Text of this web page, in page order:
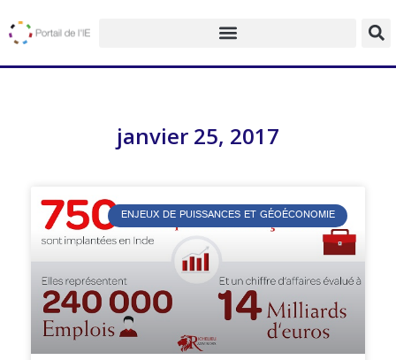
janvier 25, 2017
ENJEUX DE PUISSANCES ET GÉOÉCONOMIE